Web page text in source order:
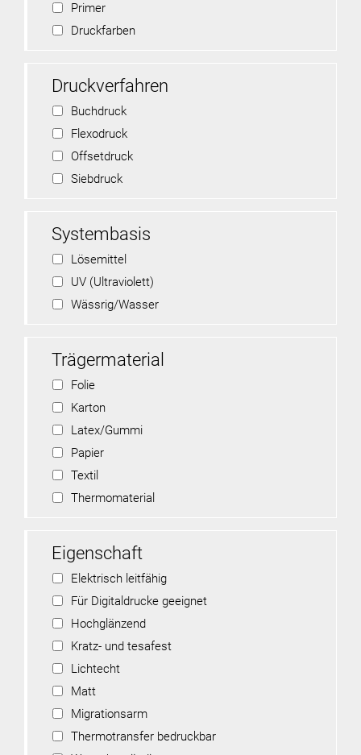
Primer
Druckfarben
Druckverfahren
Buchdruck
Flexodruck
Offsetdruck
Siebdruck
Systembasis
Lösemittel
UV (Ultraviolett)
Wässrig/Wasser
Trägermaterial
Folie
Karton
Latex/Gummi
Papier
Textil
Thermomaterial
Eigenschaft
Elektrisch leitfähig
Für Digitaldrucke geeignet
Hochglänzend
Kratz- und tesafest
Lichtecht
Matt
Migrationsarm
Thermotransfer bedruckbar